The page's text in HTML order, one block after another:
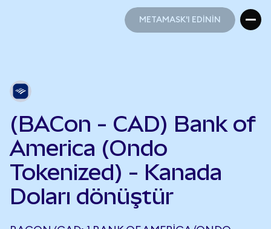
METAMASK'I EDİNİN
(BACon - CAD) Bank of
America (Ondo
Tokenized) - Kanada
Doları dönüştür